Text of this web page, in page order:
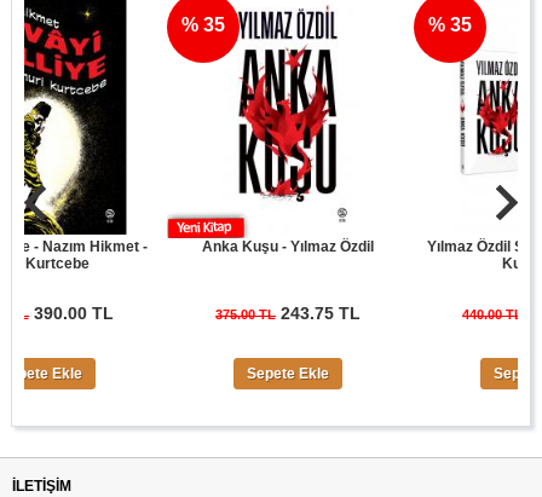
Hikmet -
TL
Ekle
Anka Kuşu - Yılmaz Özdil
375.00 TL 243.75 TL
% 35
Sepete Ekle
Yılmaz Özdil Son
Kuşu Seti
440.00 TL
% 35
Sepete Ekle
İLETIŞIM